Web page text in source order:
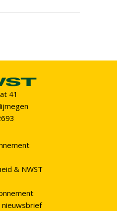
41
& NWST
nieuwsbrief